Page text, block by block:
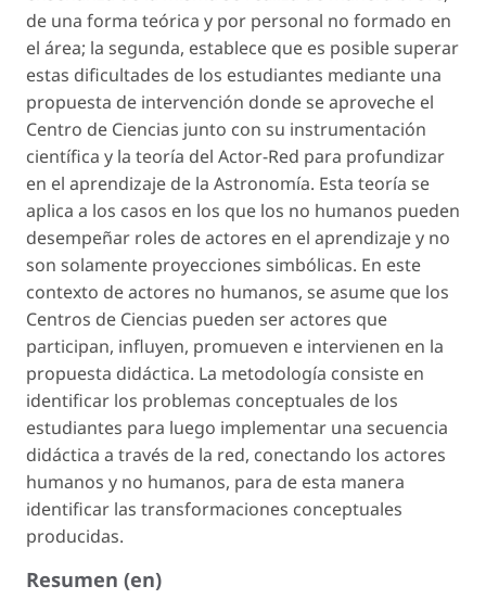
de una forma teórica y por personal no formado en
el área; la segunda, establece que es posible superar
estas dificultades de los estudiantes mediante una
propuesta de intervención donde se aproveche el
Centro de Ciencias junto con su instrumentación
científica y la teoría del Actor-Red para profundizar
en el aprendizaje de la Astronomía. Esta teoría se
aplica a los casos en los que los no humanos pueden
desempeñar roles de actores en el aprendizaje y no
son solamente proyecciones simbólicas. En este
contexto de actores no humanos, se asume que los
Centros de Ciencias pueden ser actores que
participan, influyen, promueven e intervienen en la
propuesta didáctica. La metodología consiste en
identificar los problemas conceptuales de los
estudiantes para luego implementar una secuencia
didáctica a través de la red, conectando los actores
humanos y no humanos, para de esta manera
identificar las transformaciones conceptuales
producidas.
Resumen (en)